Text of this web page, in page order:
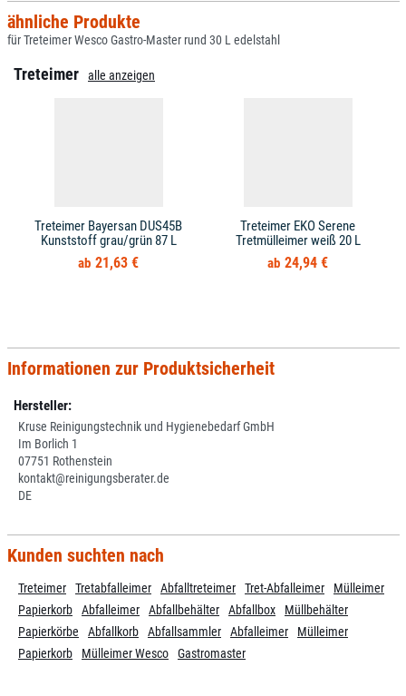
ähnliche Produkte
für Treteimer Wesco Gastro-Master rund 30 L edelstahl
Treteimer alle anzeigen
Treteimer Bayersan DUS45B
Kunststoff grau/grün 87 L
21,63 €
Treteimer EKO Serene
Tretmülleimer weiß 20 L
24,94 €
Informationen zur Produktsicherheit
Hersteller:
Kruse Reinigungstechnik und Hygienebedarf GmbH
Im Borlich 1
07751 Rothenstein
kontakt@reinigungsberater.de
DE
Kunden suchten nach
Treteimer Tretabfalleimer Abfalltreteimer Tret-Abfalleimer
Mülleimer
Papierkorb
Abfalleimer Abfallbehälter Abfallbox
Müllbehälter
Papierkörbe
Abfallkorb Abfallsammler Abfalleimer
Mülleimer
Papierkorb
Mülleimer Wesco Gastromaster